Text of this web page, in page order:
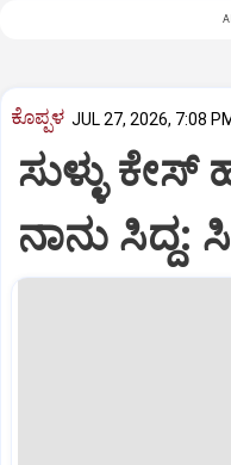
ಕೊಪ್ಪಳ JUL 27, 2026, 7:08
ಸುಳ್ಳು
ನಾನು ಸಿದ್ದ: